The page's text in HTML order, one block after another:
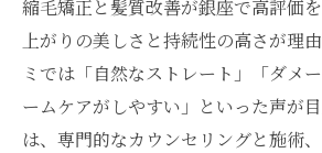
縮毛矯正と髪質改善が銀座で高評価
上がりの美しさと持続性の高さが理
ミでは「自然なストレート」「ダメ
ームケアがしやすい」といった声が
は、専門的なカウンセリングと施術